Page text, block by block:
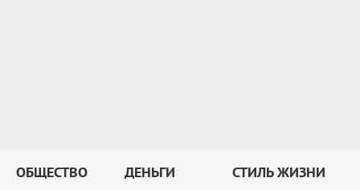
ОБЩЕСТВО ДЕНЬГИ СТИЛЬ ЖИЗНИ